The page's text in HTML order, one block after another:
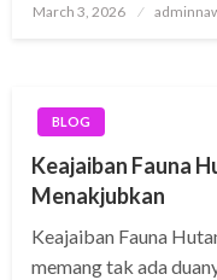
Posted
March 3, 2026
BLOG
Keajaiban Fauna
Menakjubkan
Keajaiban Fauna
memang tak ada